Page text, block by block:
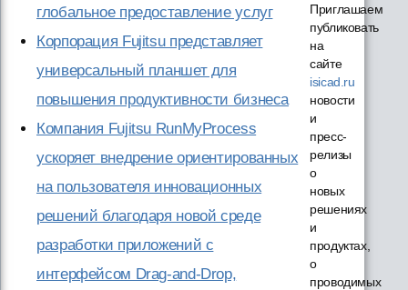
глобальное предоставление услуг
Корпорация Fujitsu представляет
универсальный планшет для
повышения продуктивности бизнеса
Компания Fujitsu RunMyProcess
ускоряет внедрение ориентированных
на пользователя инновационных
решений благодаря новой среде
разработки приложений с
интерфейсом Drag-and-Drop,
Приглашаем
публиковать
на
сайте
isicad.ru
новости
и
пресс-
релизы
о
новых
решениях
и
продуктах,
о
проводимых